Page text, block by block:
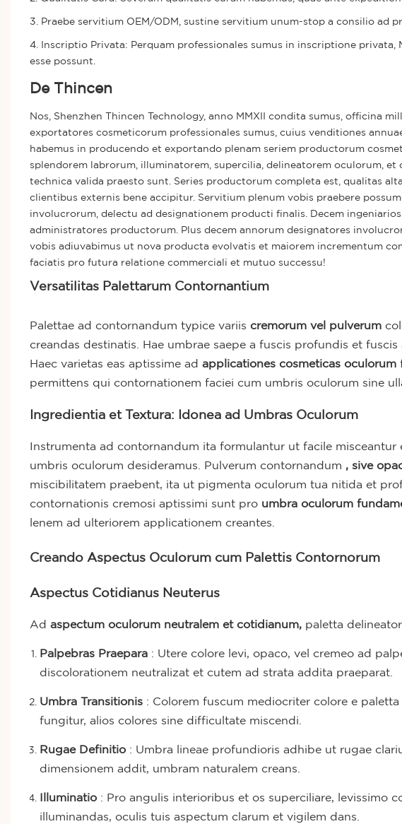
3. Praebe servitium OEM/ODM, sustine servitium unum-stop a consilio ad
4. Inscriptio Privata: Perquam professionales sumus in inscriptione
esse possunt.
De Thincen
Nos, Shenzhen Thincen Technology, anno MMXII condita sumus, officina
exportatores cosmeticorum professionales sumus, cuius venditiones
habemus in producendo et exportando plenam seriem productorum
splendorem labrorum, illuminatorem, supercilia, delineatorem oculorum,
technica valida praesto sunt. Series productorum completa est, qualitas
clientibus externis bene accipitur. Servitium plenum vobis praebere
involucrorum, delectu ad designationem producti finalis. Decem
administratores productorum. Plus decem annorum designatores
vobis adiuvabimus ut nova producta evolvatis et maiorem incrementum
faciatis pro futura relatione commerciali et mutuo successu!
Versatilitas Palettarum Contornantium
Palettae ad contornandum typice variis cremorum vel pulverum
creandas destinatis. Hae umbrae saepe a fuscis profundis et
Haec varietas eas aptissime ad applicationes cosmeticas oculorum
permittens qui contornationem faciei cum umbris oculorum sine
Ingredientia et Textura: Idonea ad Umbras Oculorum
Instrumenta ad contornandum ita formulantur ut facile
umbris oculorum desideramus. Pulverum contornandum , sive
miscibilitatem praebent, ita ut pigmenta oculorum tua nitida et
contornationis cremosi aptissimi sunt pro umbra oculorum
lenem ad ulteriorem applicationem creantes.
Creando Aspectus Oculorum cum Palettis Contornorum
Aspectus Cotidianus Neuterus
Ad aspectum oculorum neutralem et cotidianum,paletta
Palpebras Praepara: Utere colore levi, opaco, vel cremeo ad
discolorationem neutralizat et cutem ad strata addita praeparat.
Umbra Transitionis: Colorem fuscum mediocriter colore e
fungitur, alios colores sine difficultate miscendi.
Rugae Definitio: Umbra lineae profundioris adhibe ut rugae
dimensionem addit, umbram naturalem creans.
Illuminatio: Pro angulis interioribus et os superciliare, levissimo
illuminandas, oculis tuis aspectum clarum et vigilem dans.